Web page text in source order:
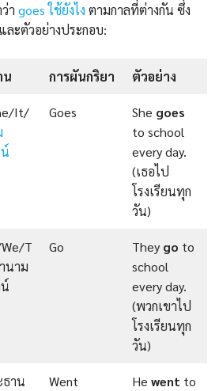
า goes ใช้ยังไง ตามกาลที่ต่างกัน ซึ่ง
ะตัวอย่างประกอบ:
น การผันกริยา ตัวอย่าง
It/
Goes She goes
to school
every day.
(เธอไป
โรงเรียนทุก
วัน)
T
นาม
Go They go to
school
every day.
(พวกเขาไป
โรงเรียนทุก
วัน)
าน Went He went to